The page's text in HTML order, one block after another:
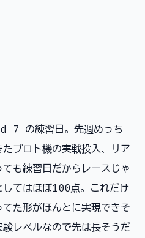
7 の練習日。先週めっち
プロト機の実戦投入、リア
も練習日だからレースじゃ
てはほぼ100点。これだけ
た形がほんとに実現できそ
レベルなので先は長そうだ